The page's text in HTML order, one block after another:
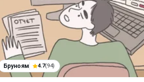
Бруноям 4.7(94)